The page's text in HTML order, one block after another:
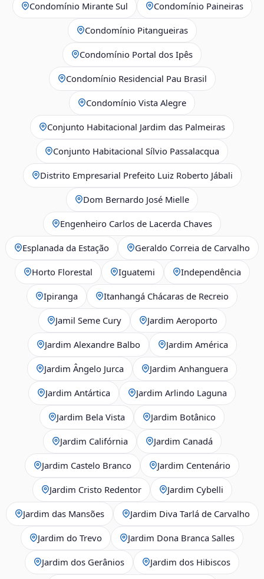
Condomínio Mirante Sul Condomínio Paineiras
Condomínio Pitangueiras
Condomínio Portal dos Ipês
Condomínio Residencial Pau Brasil
Condomínio Vista Alegre
Conjunto Habitacional Jardim das Palmeiras
Conjunto Habitacional Sílvio Passalacqua
Distrito Empresarial Prefeito Luiz Roberto Jábali
Dom Bernardo José Mielle
Engenheiro Carlos de Lacerda Chaves
Esplanada da Estação Geraldo Correia de Carvalho
Horto Florestal Iguatemi Independência
Ipiranga Itanhangá Chácaras de Recreio
Jamil Seme Cury Jardim Aeroporto
Jardim Alexandre Balbo Jardim América
Jardim Ângelo Jurca Jardim Anhanguera
Jardim Antártica Jardim Arlindo Laguna
Jardim Bela Vista Jardim Botânico
Jardim Califórnia Jardim Canadá
Jardim Castelo Branco Jardim Centenário
Jardim Cristo Redentor Jardim Cybelli
Jardim das Mansões Jardim Diva Tarlá de Carvalho
Jardim do Trevo Jardim Dona Branca Salles
Jardim dos Gerânios Jardim dos Hibiscos